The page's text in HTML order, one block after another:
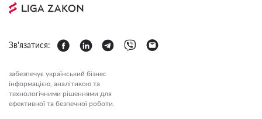
Зв'язатися:
забезпечує український бізнес
інформацією, аналітикою та
технологічними рішеннями для
ефективної та безпечної роботи.